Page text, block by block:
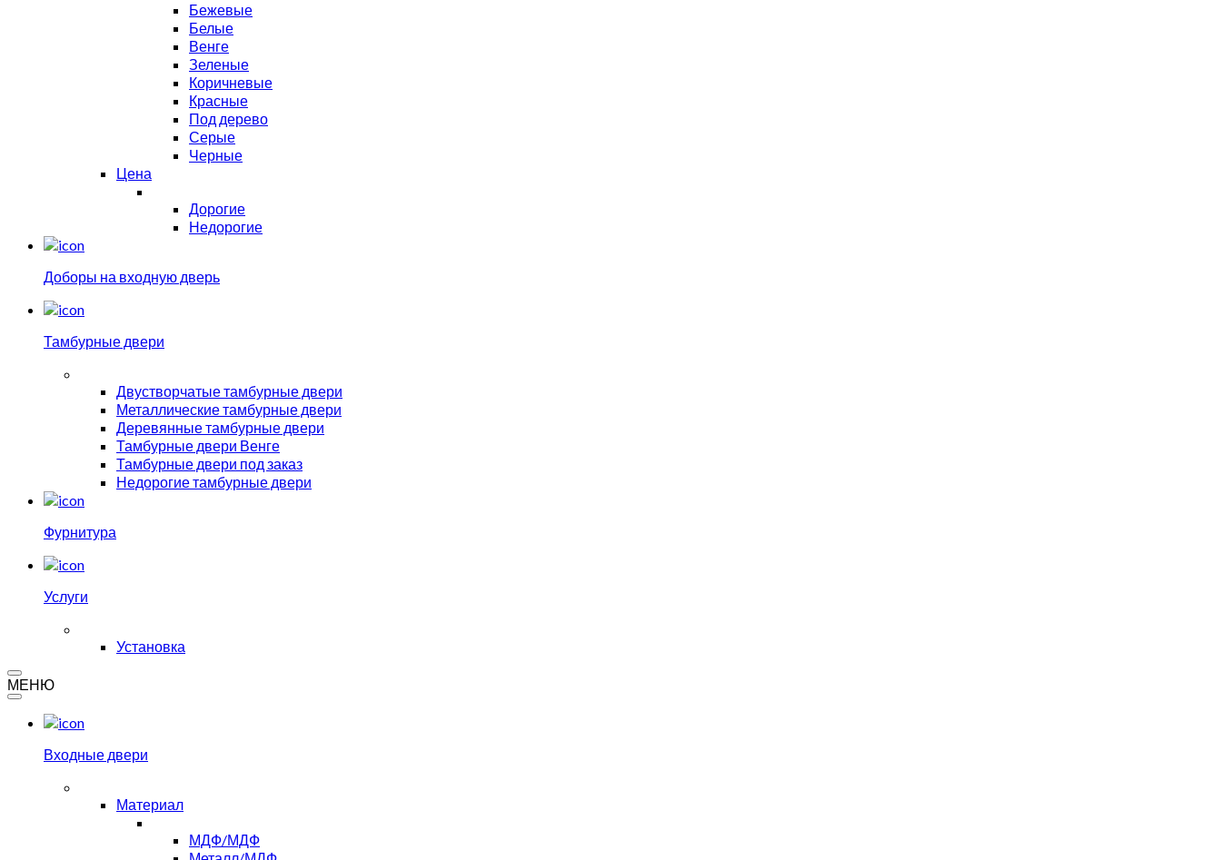
Бежевые
Белые
Венге
Зеленые
Коричневые
Красные
Под дерево
Серые
Черные
Цена
Дорогие
Недорогие
Доборы на входную дверь
Тамбурные двери
Двустворчатые тамбурные двери
Металлические тамбурные двери
Деревянные тамбурные двери
Тамбурные двери Венге
Тамбурные двери под заказ
Недорогие тамбурные двери
Фурнитура
Услуги
Установка
МЕНЮ
Входные двери
Материал
МДФ/МДФ